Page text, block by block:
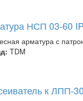
НСП 03-60
арматура с
TDM
к ЛПП-